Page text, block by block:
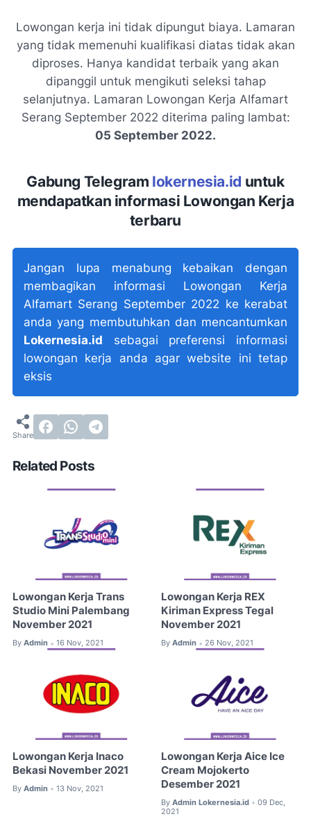
Lowongan kerja ini tidak dipungut biaya. Lamaran
yang tidak memenuhi kualifikasi diatas tidak akan
diproses. Hanya kandidat terbaik yang akan
dipanggil untuk mengikuti seleksi tahap
selanjutnya. Lamaran Lowongan Kerja Alfamart
Serang September 2022 diterima paling lambat:
05 September 2022.
Gabung Telegram lokernesia.id untuk
mendapatkan informasi Lowongan Kerja
terbaru
Jangan lupa menabung kebaikan dengan
membagikan informasi Lowongan Kerja
Alfamart Serang September 2022 ke kerabat
anda yang membutuhkan dan mencantumkan
Lokernesia.id sebagai preferensi informasi
lowongan kerja anda agar website ini tetap
eksis
Related Posts
Lowongan Kerja Trans
Studio Mini Palembang
November 2021
By Admin • 16 Nov, 2021
Lowongan Kerja REX
Kiriman Express Tegal
November 2021
By Admin • 26 Nov, 2021
Lowongan Kerja Inaco
Bekasi November 2021
By Admin • 13 Nov, 2021
Lowongan Kerja Aice Ice
Cream Mojokerto
Desember 2021
By Admin Lokernesia.id • 09 Dec,
2021